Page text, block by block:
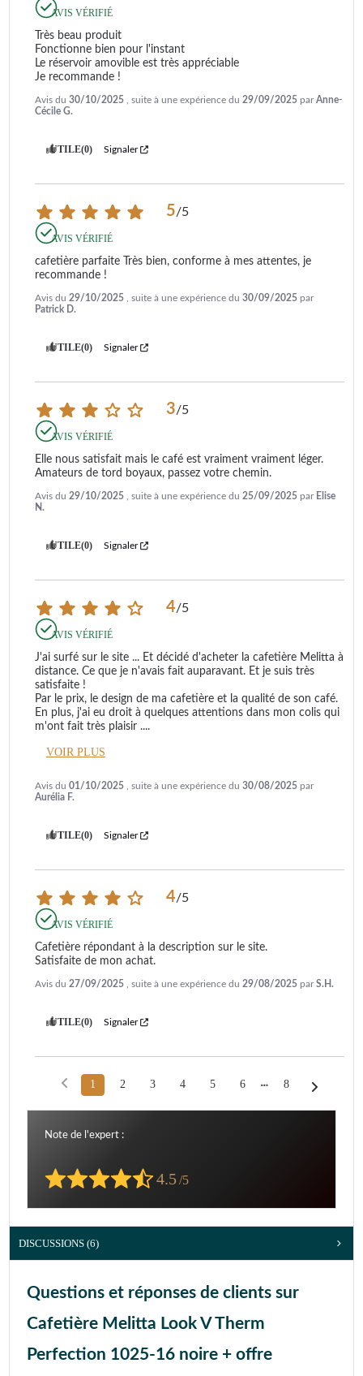
AVIS VÉRIFIÉ
Très beau produit
Fonctionne bien pour l'instant
Le réservoir amovible est très appréciable
Je recommande !
Avis du 30/10/2025 , suite à une expérience du 29/09/2025 parAnne-
Cécile G.
UTILE(0) Signaler
5/5
AVIS VÉRIFIÉ
cafetière parfaite Très bien, conforme à mes attentes, je
recommande !
Avis du 29/10/2025 , suite à une expérience du 30/09/2025 par
Patrick D.
UTILE(0) Signaler
3/5
AVIS VÉRIFIÉ
Elle nous satisfait mais le café est vraiment vraiment léger.
Amateurs de tord boyaux, passez votre chemin.
Avis du 29/10/2025 , suite à une expérience du 25/09/2025 par Elise
N.
UTILE(0) Signaler
4/5
AVIS VÉRIFIÉ
J'ai surfé sur le site ... Et décidé d'acheter la cafetière Melitta à
distance. Ce que je n'avais fait auparavant. Et je suis très
satisfaite !
Par le prix, le design de ma cafetière et la qualité de son café.
En plus, j'ai eu droit à quelques attentions dans mon colis qui
m'ont fait très plaisir ....
VOIR PLUS
Avis du 01/10/2025 , suite à une expérience du 30/08/2025 par
Aurélia F.
UTILE(0) Signaler
4/5
AVIS VÉRIFIÉ
Cafetière répondant à la description sur le site.
Satisfaite de mon achat.
Avis du 27/09/2025 , suite à une expérience du 29/08/2025 parS.H.
UTILE(0) Signaler
1 2 3 4 5 6 8
Note de l'expert :
4.5/5
DISCUSSIONS (6)
Questions et réponses de clients sur
Cafetière Melitta Look V Therm
Perfection 1025-16 noire + offre